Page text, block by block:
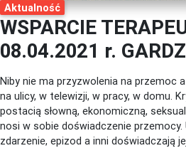
Aktualność
WSPARCIE
08.04.2021 r.
Niby nie ma przyzwolenia na przemoc
na ulicy, w telewizji, w pracy, w domu.
postacią słowną, ekonomiczną,
nosi w sobie doświadczenie
zdarzenie, epizod a inni doświadczają